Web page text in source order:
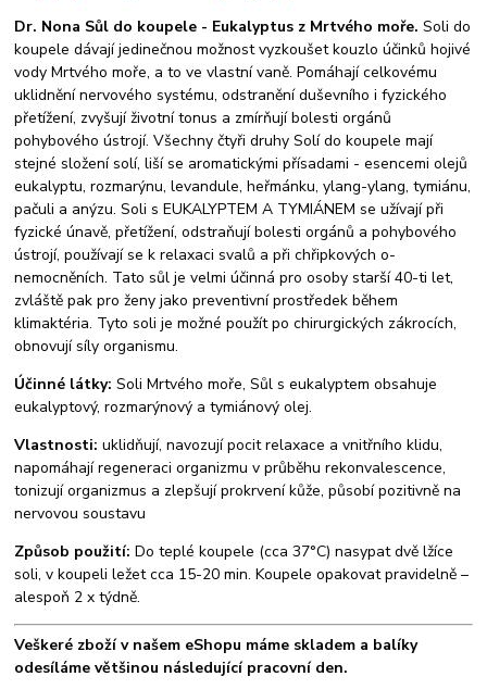
Dr. Nona Sůl do koupele - Eukalyptus z Mrtvého moře. Soli do
koupele dávají jedinečnou možnost vyzkoušet kouzlo účinků hojivé
vody Mrtvého moře, a to ve vlastní vaně. Pomáhají celkovému
uklidnění nervového systému, odstranění duševního i fyzického
přetížení, zvyšují životní tonus a zmírňují bolesti orgánů
pohybového ústrojí. Všechny čtyři druhy Solí do koupele mají
stejné složení solí, liší se aromatickými přísadami - esencemi olejů
eukalyptu, rozmarýnu, levandule, heřmánku, ylang-ylang, tymiánu,
pačuli a anýzu. Soli s EUKALYPTEM A TYMIÁNEM se užívají při
fyzické únavě, přetížení, odstraňují bolesti orgánů a pohybového
ústrojí, používají se k relaxaci svalů a při chřipkových o­
nemocněních. Tato sůl je velmi účinná pro osoby starší 40-ti let,
zvláště pak pro ženy jako preventivní prostředek během
klimaktéria. Tyto soli je možné použít po chirurgických zákrocích,
obnovují síly organismu.
Účinné látky: Soli Mrtvého moře, Sůl s eukalyptem obsahuje
eukalyptový, rozmarýnový a tymiánový olej.
Vlastnosti: uklidňují, navozují pocit relaxace a vnitřního klidu,
napomáhají regeneraci organizmu v průběhu rekonvalescence,
tonizují organizmus a zlepšují prokrvení kůže, působí pozitivně na
nervovou soustavu
Způsob použití: Do teplé koupele (cca 37°C) nasypat dvě lžíce
soli, v koupeli ležet cca 15-20 min. Koupele opakovat pravidelně –
alespoň 2 x týdně.
Veškeré zboží v našem eShopu máme skladem a balíky
odesíláme většinou následující pracovní den.